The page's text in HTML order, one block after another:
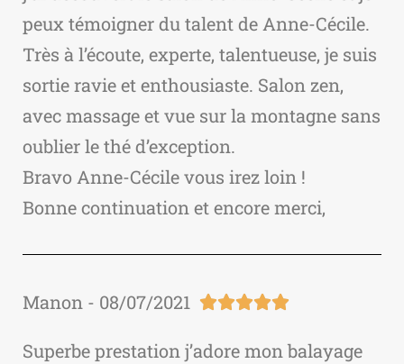
peux témoigner du talent de Anne-Cécile.
Très à l’écoute, experte, talentueuse, je suis
sortie ravie et enthousiaste. Salon zen,
avec massage et vue sur la montagne sans
oublier le thé d’exception.
Bravo Anne-Cécile vous irez loin !
Bonne continuation et encore merci,
Manon - 08/07/2021 
Superbe prestation j’adore mon balayage